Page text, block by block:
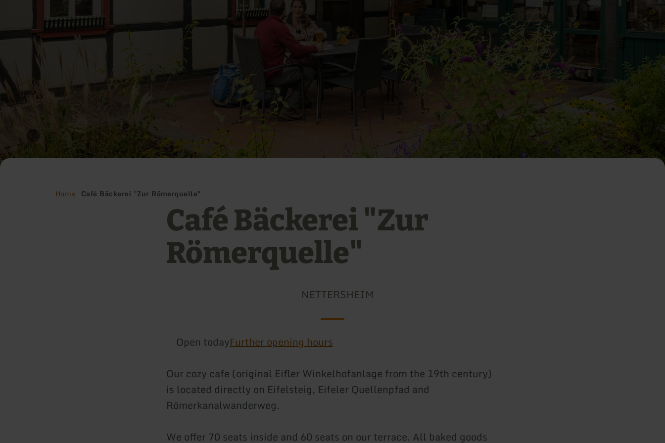
Home Café Bäckerei "Zur Römerquelle"
Café Bäckerei "Zur
Römerquelle"
NETTERSHEIM
Open todayFurther opening hours
Our cozy cafe (original Eifler Winkelhofanlage from the 19th century)
is located directly on Eifelsteig, Eifeler Quellenpfad and
Römerkanalwanderweg.
We offer 70 seats inside and 60 seats on our terrace. All baked goods